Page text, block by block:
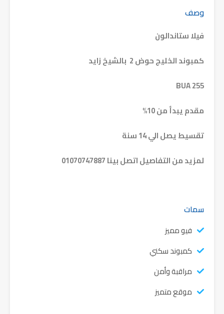
وصف
فيلا ستاندالون
كمبوند الخليج حوض 2 بالشيخ زايد
BUA 255
مقدم يبدأ من 10%
تقسيط يصل الي 14 سنة
لمزيد من التفاصيل اتصل بينا 01070747887
سمات
فيو مميز
كمبوند سكني
مراقبة وأمن
موقع متميز